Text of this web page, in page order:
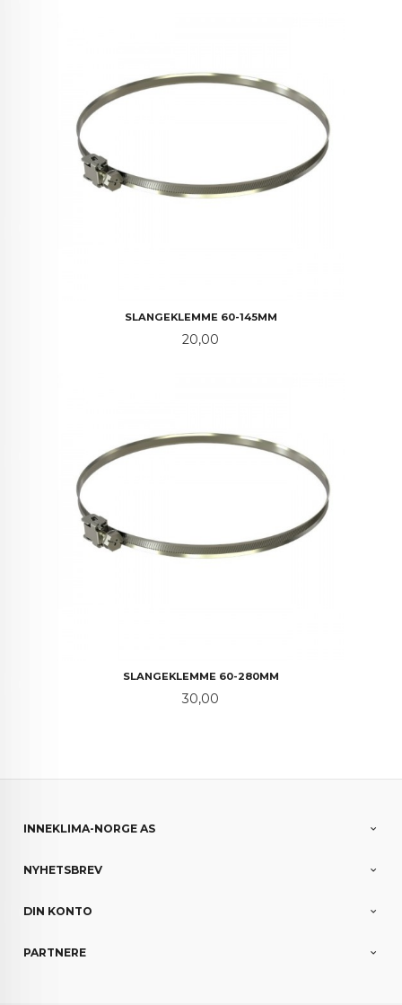
SLANGEKLEMME 60-145MM
Pris
20,00
SLANGEKLEMME 60-280MM
Pris
30,00
INNEKLIMA-NORGE AS
NYHETSBREV
DIN KONTO
PARTNERE